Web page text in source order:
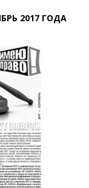
2017 ГОДА